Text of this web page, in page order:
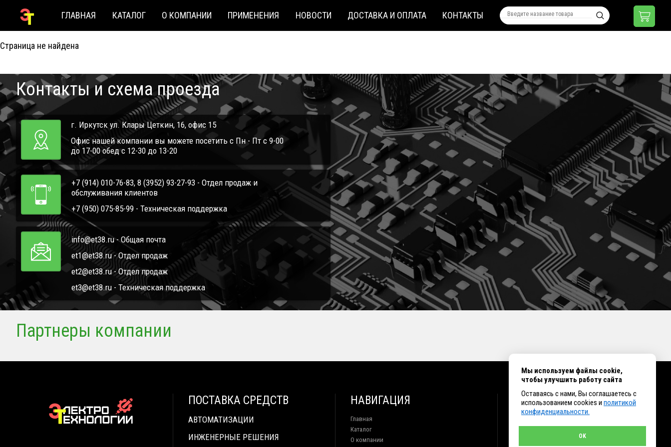
ГЛАВНАЯ КАТАЛОГ О КОМПАНИИ ПРИМЕНЕНИЯ НОВОСТИ ДОСТАВКА И ОПЛАТА КОНТАКТЫ
404
Страница не найдена
Контакты и схема проезда
г. Иркутск ул. Клары Цеткин, 16, офис 15
Офис нашей компании вы можете посетить с Пн - Пт с 9-00
до 17-00 обед с 12-30 до 13-20
+7 (914) 010-76-83, 8 (3952) 93-27-93 - Отдел продаж и
обслуживания клиентов
+7 (950) 075-85-99 - Техническая поддержка
info@et38.ru - Общая почта
et1@et38.ru - Отдел продаж
et2@et38.ru - Отдел продаж
et3@et38.ru - Техническая поддержка
Партнеры компании
ПОСТАВКА СРЕДСТВ
АВТОМАТИЗАЦИИ
ИНЖЕНЕРНЫЕ РЕШЕНИЯ
НАВИГАЦИЯ
Главная
Каталог
О компании
КОНТАКТЫ
+7 (914) 010-76-83, 8 (3952) 93-27-93 - Отдел
Мы используем файлы cookie,
чтобы улучшить работу сайта
Оставаясь с нами, Вы соглашаетесь с
использованием cookies и политикой
конфиденциальности.
OK